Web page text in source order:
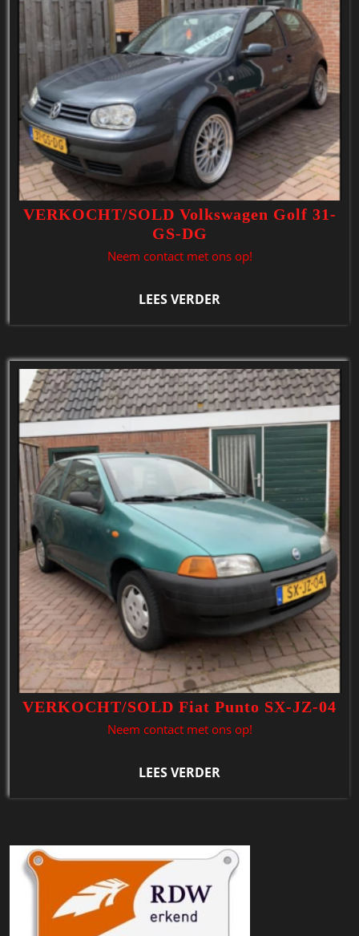
VERKOCHT/SOLD Volkswagen Golf 31-
GS-DG
Neem contact met ons op!
LEES VERDER
VERKOCHT/SOLD Fiat Punto SX-JZ-04
Neem contact met ons op!
LEES VERDER